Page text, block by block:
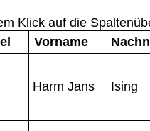
Klick auf die
Vorname
Harm Jans Ising